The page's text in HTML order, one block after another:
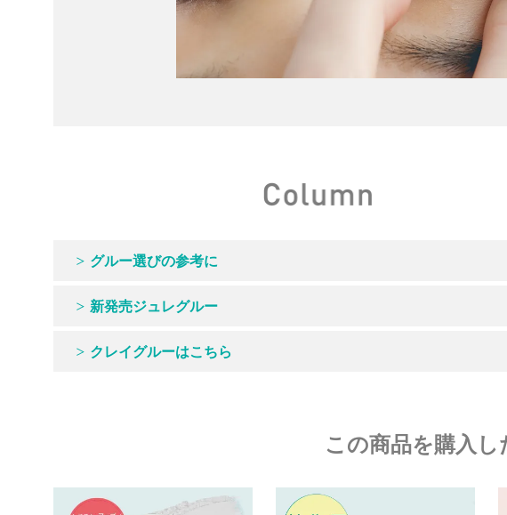
グルー選びの参考に
新発売ジュレグルー
クレイグルーはこちら
この商品を購入